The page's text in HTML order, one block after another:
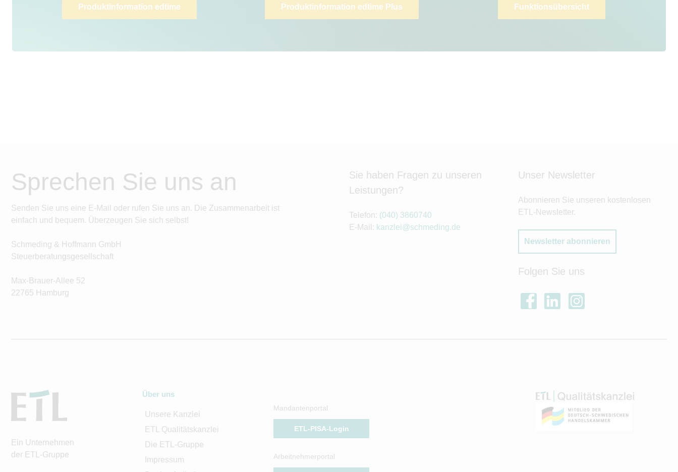
Produktinformation edtime Produktinformation edtime Plus Funktionsübersicht
Sprechen Sie uns an
Senden Sie uns eine E-Mail oder rufen Sie uns an. Die Zusammenarbeit ist
einfach und bequem. Überzeugen Sie sich selbst!
Schmeding & Hoffmann GmbH
Steuerberatungsgesellschaft
Max-Brauer-Allee 52
22765 Hamburg
Sie haben Fragen zu unseren
Leistungen?
Telefon: (040) 3860740
E-Mail: kanzlei@schmeding.de
Unser Newsletter
Abonnieren Sie unseren kostenlosen
ETL-Newsletter.
Newsletter abonnieren
Folgen Sie uns
Ein Unternehmen
der ETL-Gruppe
Über uns
Unsere Kanzlei
ETL Qualitätskanzlei
Die ETL-Gruppe
Impressum
Mandantenportal
ETL-PISA-Login
Arbeitnehmerportal